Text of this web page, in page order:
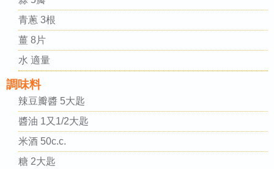
青蔥 3根
薑 8片
水 適量
調味料
辣豆瓣醬 5大匙
醬油 1又1/2大匙
米酒 50c.c.
糖 2大匙